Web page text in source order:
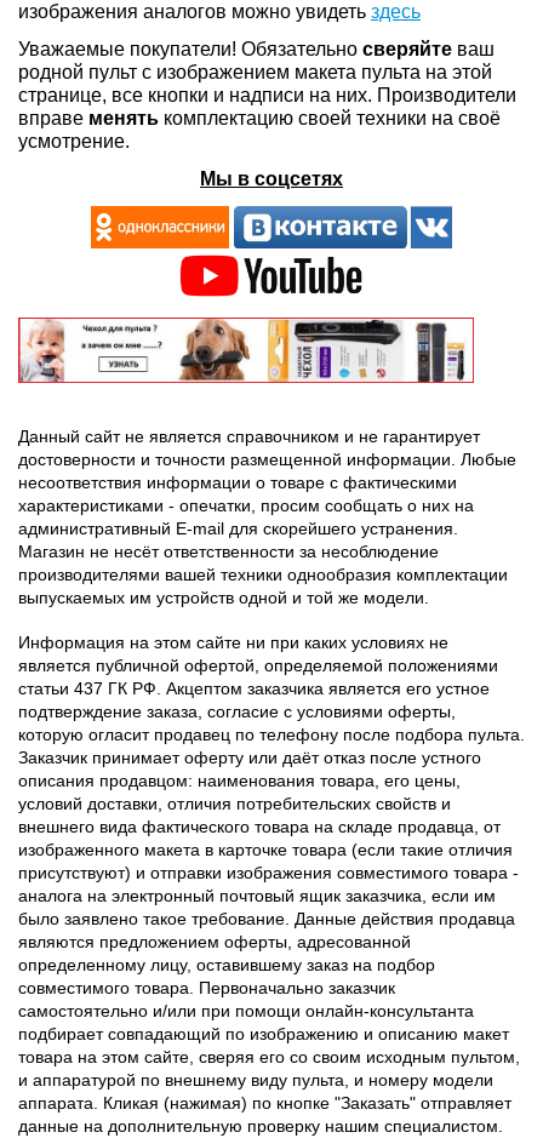
изображения аналогов можно увидеть здесь
Уважаемые покупатели! Обязательно сверяйте ваш
родной пульт с изображением макета пульта на этой
странице, все кнопки и надписи на них. Производители
вправе менять комплектацию своей техники на своё
усмотрение.
Мы в соцсетях
Данный сайт не является справочником и не гарантирует
достоверности и точности размещенной информации. Любые
несоответствия информации о товаре с фактическими
характеристиками - опечатки, просим сообщать о них на
административный E-mail для скорейшего устранения.
Магазин не несёт ответственности за несоблюдение
производителями вашей техники однообразия комплектации
выпускаемых им устройств одной и той же модели.
Информация на этом сайте ни при каких условиях не
является публичной офертой, определяемой положениями
статьи 437 ГК РФ. Акцептом заказчика является его устное
подтверждение заказа, согласие с условиями оферты,
которую огласит продавец по телефону после подбора пульта.
Заказчик принимает оферту или даёт отказ после устного
описания продавцом: наименования товара, его цены,
условий доставки, отличия потребительских свойств и
внешнего вида фактического товара на складе продавца, от
изображенного макета в карточке товара (если такие отличия
присутствуют) и отправки изображения совместимого товара -
аналога на электронный почтовый ящик заказчика, если им
было заявлено такое требование. Данные действия продавца
являются предложением оферты, адресованной
определенному лицу, оставившему заказ на подбор
совместимого товара. Первоначально заказчик
самостоятельно и/или при помощи онлайн-консультанта
подбирает совпадающий по изображению и описанию макет
товара на этом сайте, сверяя его со своим исходным пультом,
и аппаратурой по внешнему виду пульта, и номеру модели
аппарата. Кликая (нажимая) по кнопке "Заказать" отправляет
данные на дополнительную проверку нашим специалистом.